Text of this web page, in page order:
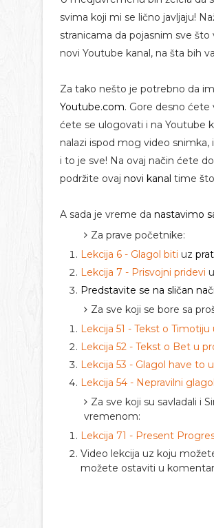
svima koji mi se lično javljaju!
stranicama da pojasnim sve
novi Youtube kanal, na šta bih
Za tako nešto je potrebno da
Youtube.com. Gore desno ćete
ćete se ulogovati i na Youtube
nalazi ispod mog video snimka,
i to je sve! Na ovaj način ćete
podržite ovaj novi kanal time
A sada je vreme da nastavimo
Za prave početnike:
Lekcija 6 - Glagol biti uz
Lekcija 7 - Prisvojni pridevi
Predstavite se na sličan
Za sve koji se bore sa
Lekcija 51 - Tekst o
Lekcija 52 - Tekst o Bet u
Lekcija 53 - Glagol have to
Lekcija 54 - Nepravilni
Za sve koji su savladali i
vremenom:
Lekcija 71 - Present
Video lekcija uz koju
možete ostaviti u